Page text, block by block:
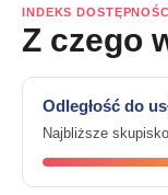
INDEKS
Z czego
Odległość do
Najbliższe